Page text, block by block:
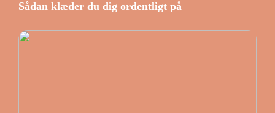
Sådan klæder du dig ordentligt på